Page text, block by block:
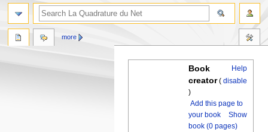
Help
Book
creator(disable
)
Add this page to
your book
Show
book (0 pages)
more